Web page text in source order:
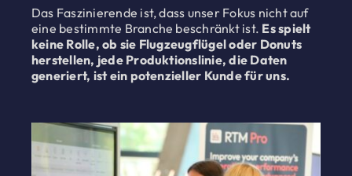
Das Faszinierende ist, dass unser Fokus nicht auf
eine bestimmte Branche beschränkt ist. Es spielt
keine Rolle, ob sie Flugzeugflügel oder Donuts
herstellen, jede Produktionslinie, die Daten
generiert, ist ein potenzieller Kunde für uns.